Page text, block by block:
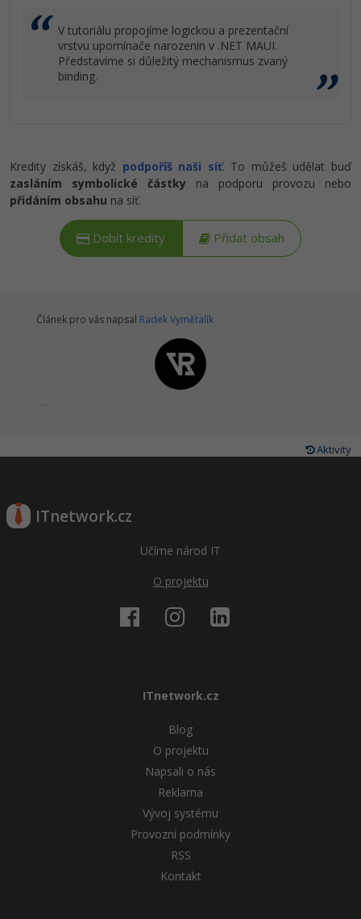
V tutoriálu propojíme logickou a prezentační
vrstvu upomínače narozenin v .NET MAUI.
Představíme si důležitý mechanismus zvaný
binding.
Kredity získáš, když podpoříš naši síť. To můžeš udělat buď
zasláním symbolické částky na podporu provozu nebo
přidáním obsahu na síť.
Dobít kredity Přidat obsah
Článek pro vás napsal Radek Vymětalík
...
Aktivity
ITnetwork.cz
Učíme národ IT
O projektu
ITnetwork.cz
Blog
O projektu
Napsali o nás
Reklama
Vývoj systému
Provozní podmínky
RSS
Kontakt